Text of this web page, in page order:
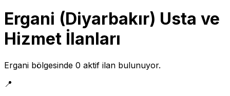
Ergani (Diyarbakır) Usta ve
Hizmet İlanları
Ergani bölgesinde 0 aktif ilan bulunuyor.
📍